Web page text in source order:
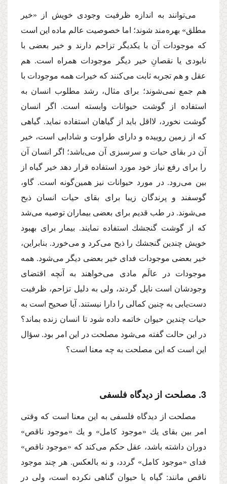
مى‌توانند به اندازه ظرفیت وجودى خویش از «خیر
مطلق» بهره‌مند شوند؛ اما خصوصیت عالم ماده این است
كه موجودات آن با یكدیگر تزاحم دارند و خیر بعضى با
نابودى یا نقصانِ خیر دیگر موجودات همراه است. هم
عقل و هم تجربه ثابت مى‌كنند كه خیرات همه موجودات با
هم جمع نمى‌شوند؛ براى مثال، رشد مطلوب انسان به
استفاده از گوشت حیوانات وابسته است. اگر انسان
گوشت نخورد، لااقل باید از گیاهان استفاده نماید. گیاهى
كه از زمین روییده و داراى طراوت و شادابى است، خیر
آن در بقاى حیات و سرسبزى آن مى‌باشد؛ اگر انسان آن
را براى رفع نیاز خود مورد استفاده قرار دهد خیر گیاه از
بین مى‌رود. در مورد حیوانات نیز همین‌گونه است. گاو،
گوسفند و پرندگان زیبا براى بقاى حیات انسان ذبح
مى‌شوند. در طب قدیم براى بعضى بیماران توصیه مى‌شد
كه از گوشت گنجشك استفاده نمایند. بیمار براى بهبود
خویش چندین گنجشك را ذبح مى‌كرد و مى‌خورد. بنابراین،
خیر بعضى موجودات فداى خیر بعضى دیگر مى‌شود. همه
موجودات در عالَم مادى مى‌خواهند به آنچه اقتضاى
وجودشان است نایل گردند، ولى به دلیل تزاحم، ظرفیت
دست‌یابى به چنین كمالى را دارا نیستند. آیا صحیح است به
حیات چندین حیوان خاتمه داده شود تا انسان زنده بماند؟
در این حالت گفته مى‌شود مصلحت در این امر بود. سؤال
این است كه این مصلحت به چه معنا است؟
3. مصلحت از دیدگاه فلسفى
مصلحت از دیدگاه فلسفى به این معنا است كه وقتى
امر بین بقاى یك «موجود كامل» و یك «موجود ناقص»
دوران داشته باشد، عقل حكم مى‌كند كه «موجود ناقص»
فداى «موجود كامل» گردد، و نه بالعكس. هر چند موجود
ناقص مانند: گیاه یا حیوان گناهى نكرده است، ولى در